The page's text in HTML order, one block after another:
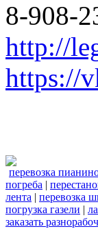
8-908-
http://
https://
перевозка
погреба |
лента | перевозка
погрузка газели |
заказать